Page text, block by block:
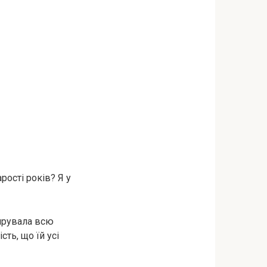
років? Я у
всю
що їй усі